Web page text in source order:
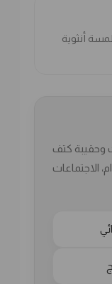
أنثوية
وحقيبة كتف
الاجتماعات